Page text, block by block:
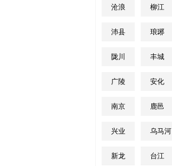
沧浪 柳江
沛县 琅琊
陇川 丰城
广陵 安化
南京 鹿邑
兴业 乌马河
新龙 台江